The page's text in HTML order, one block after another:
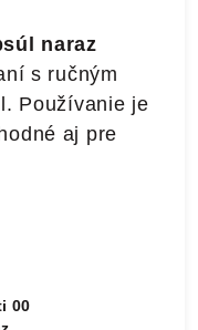
naraz
s ručným
Používanie je
aj pre
00